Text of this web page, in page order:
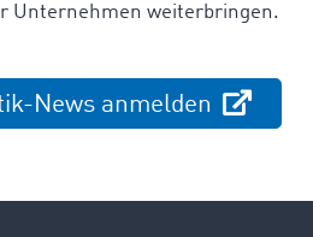
Unternehmen weiterbringen.
News anmelden